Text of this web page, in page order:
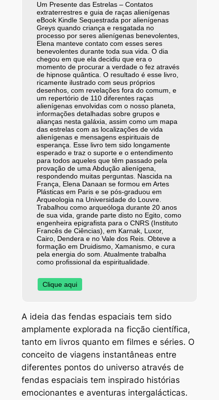
Um Presente das Estrelas – Contatos
extraterrestres e guia de raças alienígenas
eBook Kindle Sequestrada por alienígenas
Greys quando criança e resgatada no
processo por seres alienígenas benevolentes,
Elena manteve contato com esses seres
benevolentes durante toda sua vida. O dia
chegou em que ela decidiu que era o
momento de procurar a verdade o fez através
de hipnose quântica. O resultado é esse livro,
ricamente ilustrado com seus próprios
desenhos, com revelações fora do comum, e
um repertório de 110 diferentes raças
alienígenas envolvidas com o nosso planeta,
informações detalhadas sobre grupos e
alianças nesta galáxia, assim como um mapa
das estrelas com as localizações de vida
alienígenas e mensagens espirituais de
esperança. Esse livro tem sido longamente
esperado e traz o suporte e o entendimento
para todos aqueles que têm passado pela
provação de uma Abdução alienígena,
respondendo muitas perguntas. Nascida na
França, Elena Danaan se formou em Artes
Plásticas em Paris e se pós-graduou em
Arqueologia na Universidade do Louvre.
Trabalhou como arqueóloga durante 20 anos
de sua vida, grande parte disto no Egito, como
engenheira epigrafista para o CNRS (Instituto
Francês de Ciências), em Karnak, Luxor,
Cairo, Dendera e no Vale dos Reis. Obteve a
formação em Druidismo, Xamanismo, e cura
pela energia do som. Atualmente trabalha
como profissional da espiritualidade.
Clique aqui
A ideia das fendas espaciais tem sido
amplamente explorada na ficção científica,
tanto em livros quanto em filmes e séries. O
conceito de viagens instantâneas entre
diferentes pontos do universo através de
fendas espaciais tem inspirado histórias
emocionantes e aventuras intergalácticas.